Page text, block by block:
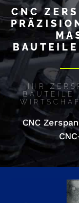
CNC
IHR
BAUTEILE
CNC